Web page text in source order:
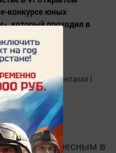
конкурсе юных
который проходил в
стали дипломантами I
и интересным в